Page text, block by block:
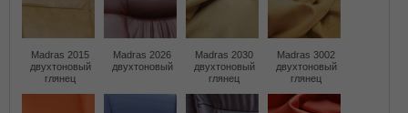
Madras 2015
двухтоновый
глянец
Madras 2026
двухтоновый
Madras 2030
двухтоновый
глянец
Madras 3002
двухтоновый
глянец